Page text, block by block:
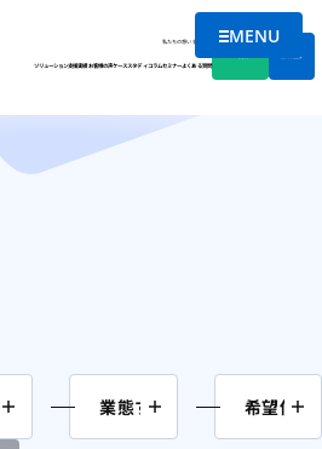
メニュー
MENU
私たちの想い会社情報
ソリューション支援実績お客様の声ケーススタディコラムセミナーよくある質問
情報